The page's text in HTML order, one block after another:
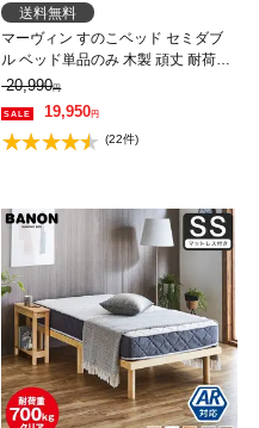
送料無料
マーヴィン すのこベッド セミダブ
ル ベッド単品のみ 木製 頑丈 耐荷重
500kg ヘッドレス 高さ3段階
20,990円
19,950円
(22件)